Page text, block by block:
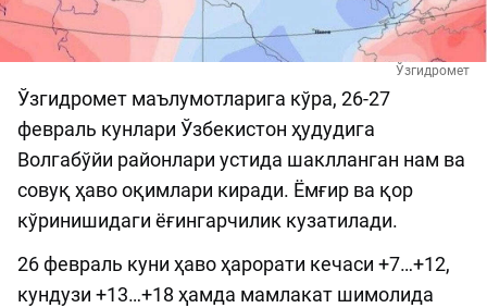
Ўзгидромет
Ўзгидромет маълумотларига кўра, 26-27
февраль кунлари Ўзбекистон ҳудудига
Волгабўйи районлари устида шаклланган нам ва
совуқ ҳаво оқимлари киради. Ёмғир ва қор
кўринишидаги ёғингарчилик кузатилади.
26 февраль куни ҳаво ҳарорати кечаси +7…+12,
кундузи +13…+18 ҳамда мамлакат шимолида